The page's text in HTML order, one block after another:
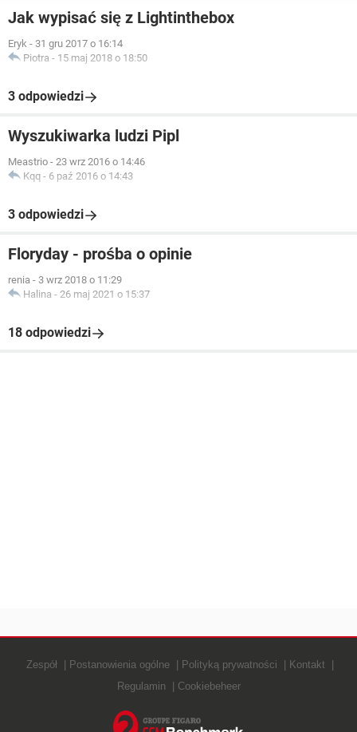
Jak wypisać się z Lightinthebox
Eryk - 31 gru 2017 o 16:14
Piotra - 15 maj 2018 o 18:50
3 odpowiedzi
Wyszukiwarka ludzi Pipl
Meastrio - 23 wrz 2016 o 14:46
Kqq - 6 paź 2016 o 14:43
3 odpowiedzi
Floryday - prośba o opinie
renia - 3 wrz 2018 o 11:29
Halina - 26 maj 2021 o 15:37
18 odpowiedzi
Zespół Postanowienia ogólne Polityką prywatności
Kontakt
Regulamin
Cookiebeheer